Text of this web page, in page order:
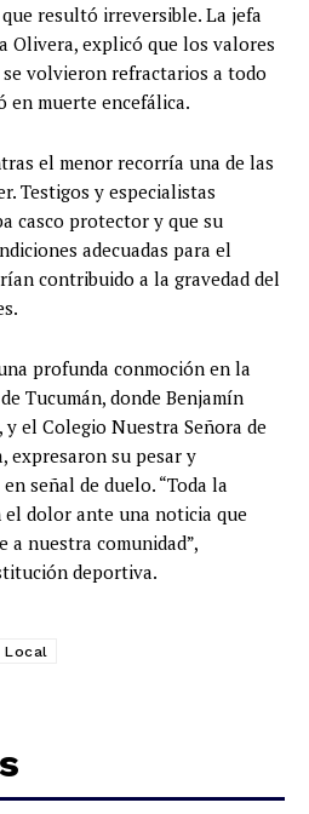
resultó irreversible. La jefa
Olivera, explicó que los valores
volvieron refractarios a todo
en muerte encefálica.
el menor recorría una de las
Testigos y especialistas
casco protector y que su
adecuadas para el
contribuido a la gravedad del
profunda conmoción en la
Tucumán, donde Benjamín
el Colegio Nuestra Señora de
expresaron su pesar y
señal de duelo. “Toda la
dolor ante una noticia que
a nuestra comunidad”,
deportiva.
Local